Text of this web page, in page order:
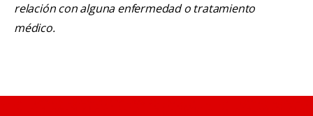
relación con alguna enfermedad o tratamiento
médico.